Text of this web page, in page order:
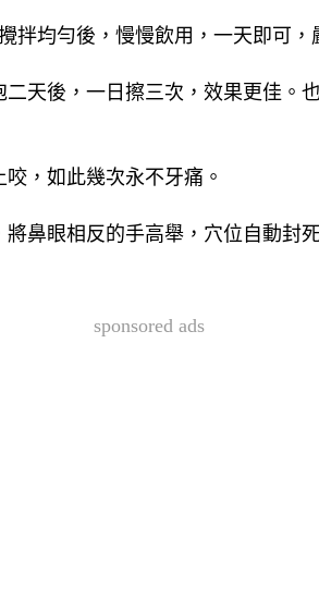
拌均勻後，慢慢飲用，一天即可，
，如此幾次永不牙痛。
鼻眼相反的手高舉，穴位自動封
sponsored ads